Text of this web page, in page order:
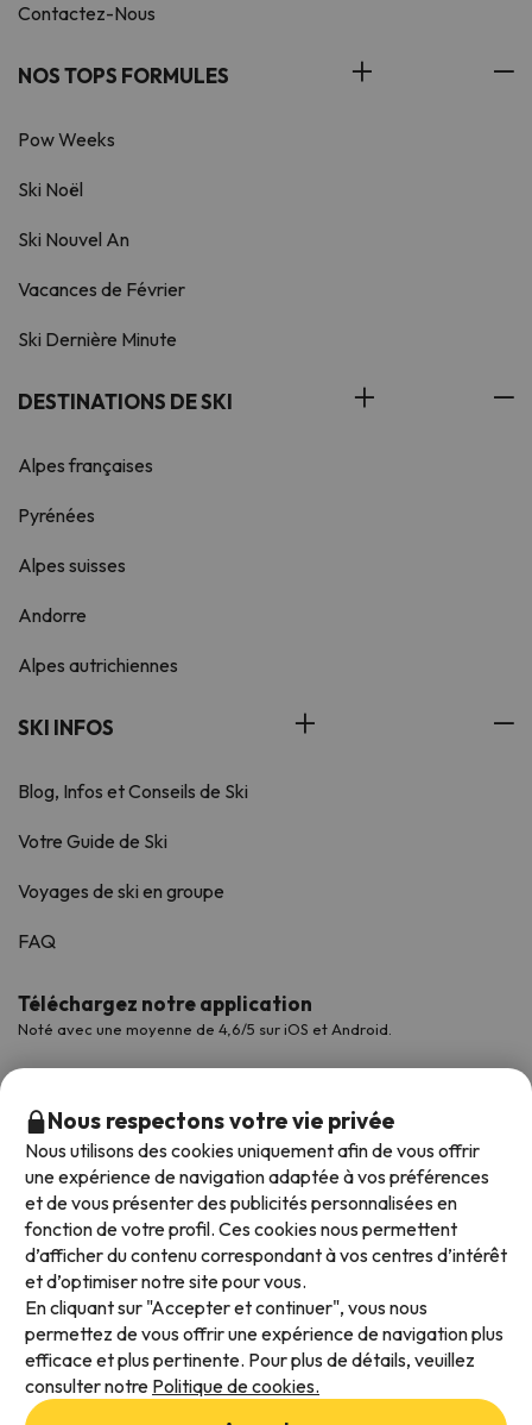
Contactez-Nous
NOS TOPS FORMULES
Pow Weeks
Ski Noël
Ski Nouvel An
Vacances de Février
Ski Dernière Minute
DESTINATIONS DE SKI
Alpes françaises
Pyrénées
Alpes suisses
Andorre
Alpes autrichiennes
SKI INFOS
Blog, Infos et Conseils de Ski
Votre Guide de Ski
Voyages de ski en groupe
FAQ
Téléchargez notre application
Noté avec une moyenne de 4,6/5 sur iOS et Android.
Modes de paiement disponibles
Nous respectons votre vie privée
Nous utilisons des cookies uniquement afin de vous offrir
une expérience de navigation adaptée à vos préférences
et de vous présenter des publicités personnalisées en
fonction de votre profil. Ces cookies nous permettent
d’afficher du contenu correspondant à vos centres d’intérêt
et d’optimiser notre site pour vous.
En cliquant sur "Accepter et continuer", vous nous
permettez de vous offrir une expérience de navigation plus
efficace et plus pertinente. Pour plus de détails, veuillez
consulter notre Politique de cookies.